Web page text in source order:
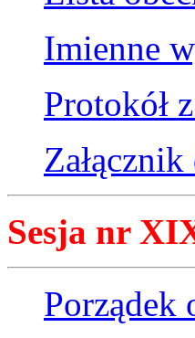
Imienne
Protokół
Sesja nr
Porządek